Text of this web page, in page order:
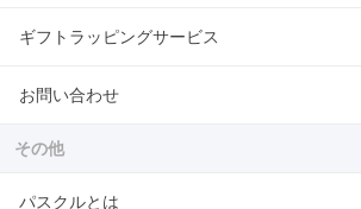
ギフトラッピングサービス
お問い合わせ
その他
パスクルとは